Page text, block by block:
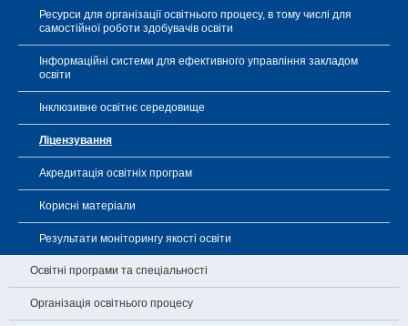
Ресурси для організації освітнього процесу, в тому числі для
самостійної роботи здобувачів освіти
Інформаційні системи для ефективного управління закладом
освіти
Інклюзивне освітнє середовище
Ліцензування
Акредитація освітніх програм
Корисні матеріали
Результати моніторингу якості освіти
Освітні програми та спеціальності
Організація освітнього процесу